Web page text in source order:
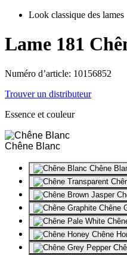
Look classique des lames
Lame 181
Numéro d’article: 10156852
Trouver un distributeur
Essence et couleur
Chêne Blanc
Chêne
Chêne
Chêne